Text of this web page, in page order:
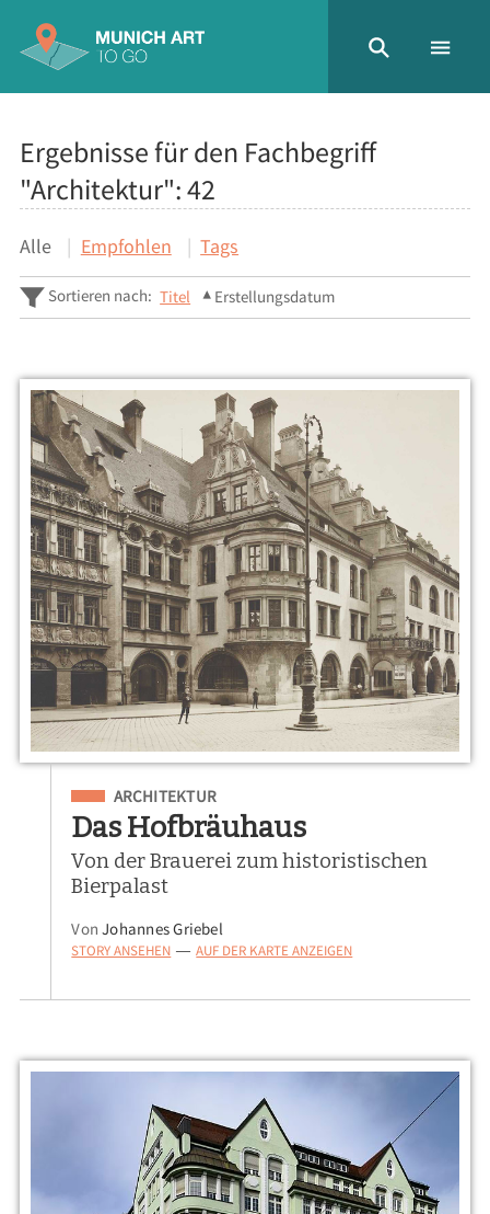
Ergebnisse für den Fachbegriff
"Architektur":42
Alle Empfohlen Tags
Sortieren nach: Titel Erstellungsdatum
Eingeordnet unter
ARCHITEKTUR
Das Hofbräuhaus
Von der Brauerei zum historistischen
Bierpalast
VonJohannes Griebel
STORY ANSEHEN — AUF DER KARTE ANZEIGEN